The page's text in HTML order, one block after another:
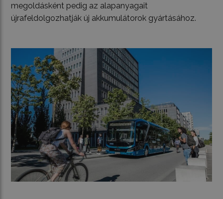
megoldásként pedig az alapanyagait
újrafeldolgozhatják új akkumulátorok gyártásához.